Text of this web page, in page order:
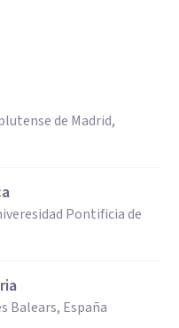
de Madrid,
Pontificia de
Balears, España